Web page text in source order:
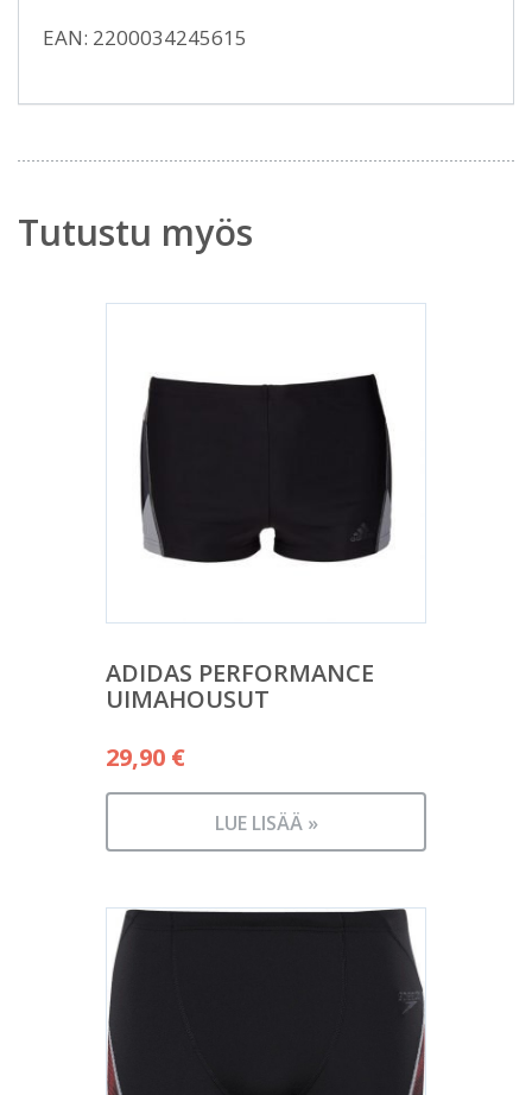
EAN: 2200034245615
Tutustu myös
ADIDAS PERFORMANCE
UIMAHOUSUT
29,90 €
LUE LISÄÄ »